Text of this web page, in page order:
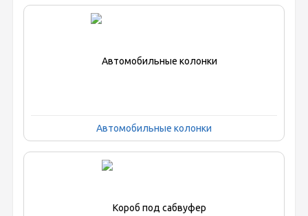
Автомобильные колонки